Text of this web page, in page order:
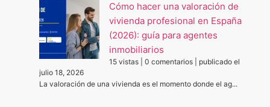
Cómo hacer una valoración de
vivienda profesional en España
(2026): guía para agentes
inmobiliarios
15 vistas 0 comentarios
publicado el
julio 18, 2026
La valoración de una vivienda es el momento donde el ag...